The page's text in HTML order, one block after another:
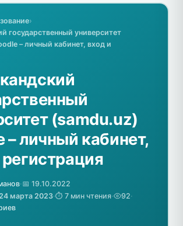
›
государственный университет
– личный кабинет, вход и
(samdu.uz)
– личный кабинет,
·📅 19.10.2022
24 марта 2023·⏱️ 7 мин чтения· 92·